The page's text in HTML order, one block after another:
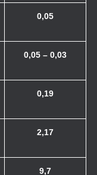
0,05
0,05 – 0,03
0,19
2,17
9,7